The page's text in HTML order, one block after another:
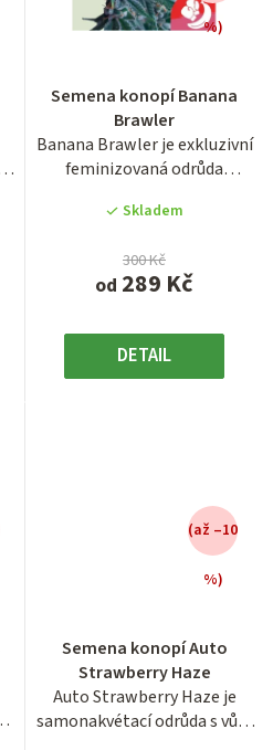
Semena konopí Banana
Brawler
Banana Brawler je exkluzivní
feminizovaná odrůda
Skladem
od 289 Kč
300 Kč
%)
DETAIL
produktu
je
3,5
z
hvězdiček.
Semena konopí Auto
Strawberry Haze
Auto Strawberry Haze je
samonakvétací odrůda s vůní
(až –10
%)